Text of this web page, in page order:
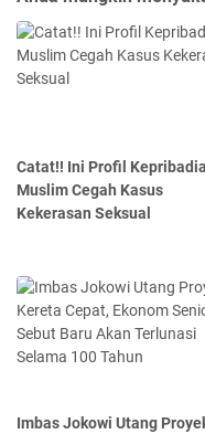
Catat!! Ini Profil
Muslim Cegah Kasus
Kekerasan Seksual
Imbas Jokowi Utang